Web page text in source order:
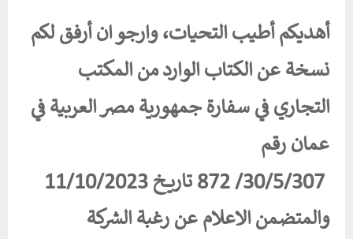
أهديكم أطيب التحيات، وارجو ان أرفق لكم
نسخة عن الكتاب الوارد من المكتب
التجاري في سفارة جمهورية مصر العربية في
عمان رقم
30/5/307/ 872 تاريخ 11/10/2023
والمتضمن الاعلام عن رغبة الشركة